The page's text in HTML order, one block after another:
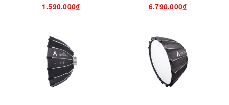
1.590.000₫ 6.790.000₫